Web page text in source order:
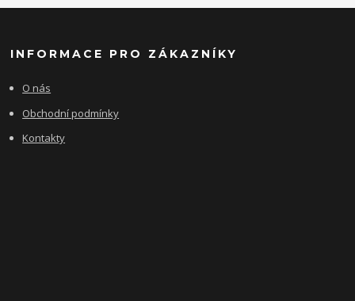
INFORMACE PRO ZÁKAZNÍKY
O nás
Obchodní podmínky
Kontakty